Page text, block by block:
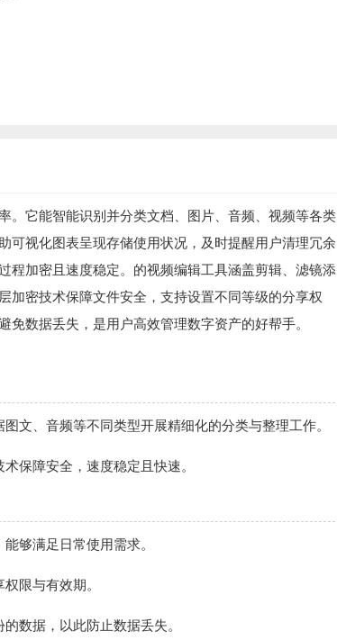
。它能智能识别并分类文档、图片、音频、视频等各类
可视化图表呈现存储使用状况，及时提醒用户清理冗余
程加密且速度稳定。的视频编辑工具涵盖剪辑、滤镜添
加密技术保障文件安全，支持设置不同等级的分享权
数据丢失，是用户高效管理数字资产的好帮手。
文、音频等不同类型开展精细化的分类与整理工作。
保障安全，速度稳定且快速。
够满足日常使用需求。
限与有效期。
数据，以此防止数据丢失。